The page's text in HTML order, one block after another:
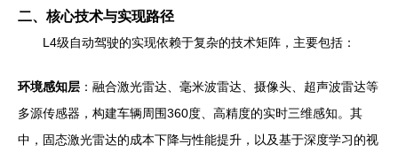
二、核心技术与实现路径
L4级自动驾驶的实现依赖于复杂的技术矩阵，主要包括：
环境感知层 ：融合激光雷达、毫米波雷达、摄像头、超声波雷达等
多源传感器，构建车辆周围360度、高精度的实时三维感知。其
中，固态激光雷达的成本下降与性能提升，以及基于深度学习的视